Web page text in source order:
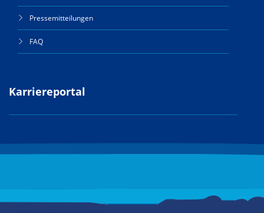
Pressemitteilungen
FAQ
Karriereportal